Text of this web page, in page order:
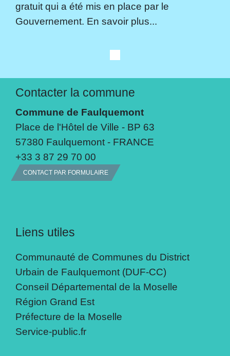
gratuit qui a été mis en place par le
Gouvernement. En savoir plus...
Contacter la commune
Commune de Faulquemont
Place de l'Hôtel de Ville - BP 63
57380 Faulquemont - FRANCE
+33 3 87 29 70 00
CONTACT PAR FORMULAIRE
Liens utiles
Communauté de Communes du District
Urbain de Faulquemont (DUF-CC)
Conseil Départemental de la Moselle
Région Grand Est
Préfecture de la Moselle
Service-public.fr